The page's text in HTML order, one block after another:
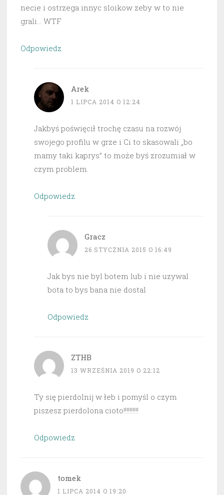
necie i ostrzega innyc sloikow zeby w to nie
grali… WTF
Odpowiedz
Arek
1 LIPCA 2014 O 12:24
Jakbyś poświęcił trochę czasu na rozwój
swojego profilu w grze i Ci to skasowali „bo
mamy taki kaprys” to może byś zrozumiał w
czym problem.
Odpowiedz
Gracz
26 STYCZNIA 2015 O 16:49
Jak bys nie byl botem lub i nie uzywal
bota to bys bana nie dostal
Odpowiedz
ZTHB
13 WRZEŚNIA 2019 O 22:12
Ty się pierdolnij w łeb i pomyśl o czym
piszesz pierdolona cioto!!!!!!!!!!
Odpowiedz
tomek
1 LIPCA 2014 O 19:20